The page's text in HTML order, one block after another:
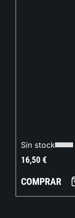
Sin stock
16,50€
COMPRAR